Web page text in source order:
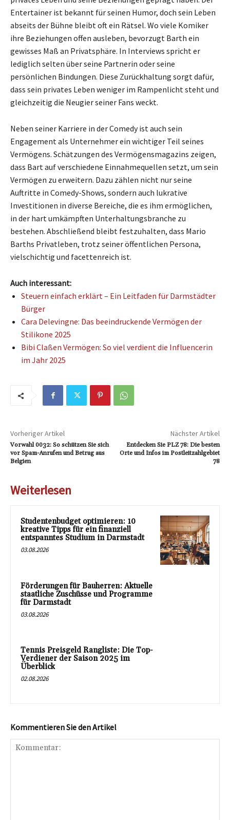
Entertainer ist bekannt für seinen Humor, doch sein Leben
abseits der Bühne bleibt oft ein Rätsel. Wo viele Komiker
ihre Beziehungen offen ausleben, bevorzugt Barth ein
gewisses Maß an Privatsphäre. In Interviews spricht er
lediglich selten über seine Partnerin oder seine
persönlichen Bindungen. Diese Zurückhaltung sorgt dafür,
dass sein privates Leben weniger im Rampenlicht steht und
gleichzeitig die Neugier seiner Fans weckt.
Neben seiner Karriere in der Comedy ist auch sein
Engagement als Unternehmer ein wichtiger Teil seines
Vermögens. Schätzungen des Vermögensmagazins zeigen,
dass Bart auf verschiedene Einnahmequellen setzt, um sein
Vermögen zu erweitern. Dazu zählen nicht nur seine
Auftritte in Comedy-Shows, sondern auch lukrative
Investitionen in diverse Bereiche, die es ihm ermöglichen,
in der hart umkämpften Unterhaltungsbranche zu
bestehen. Abschließend bleibt festzuhalten, dass Mario
Barths Privatleben, trotz seiner öffentlichen Persona,
vielschichtig und facettenreich ist.
Auch interessant:
Steuern einfach erklärt – Ein Leitfaden für Darmstädter
Bürger
Cara Delevingne: Das beeindruckende Vermögen der
Stilikone 2025
Bibi Claßen Vermögen: So viel verdient die Influencerin
im Jahr 2025
Vorheriger Artikel
Vorwahl 0032: So schützen Sie sich
vor Spam-Anrufen und Betrug aus
Belgien
Nächster Artikel
Entdecken Sie PLZ 78: Die besten
Orte und Infos im Postleitzahlgebiet
78
Weiterlesen
Studentenbudget optimieren: 10
kreative Tipps für ein finanziell
entspanntes Studium in Darmstadt
03.08.2026
Förderungen für Bauherren: Aktuelle
staatliche Zuschüsse und Programme
für Darmstadt
03.08.2026
Tennis Preisgeld Rangliste: Die Top-
Verdiener der Saison 2025 im
Überblick
02.08.2026
Kommentieren Sie den Artikel